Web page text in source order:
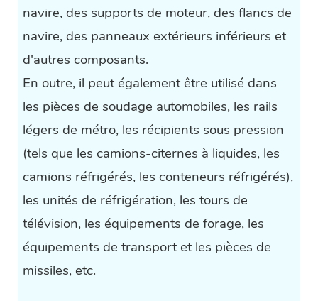
navire, des supports de moteur, des flancs de
navire, des panneaux extérieurs inférieurs et
d'autres composants.
En outre, il peut également être utilisé dans
les pièces de soudage automobiles, les rails
légers de métro, les récipients sous pression
(tels que les camions-citernes à liquides, les
camions réfrigérés, les conteneurs réfrigérés),
les unités de réfrigération, les tours de
télévision, les équipements de forage, les
équipements de transport et les pièces de
missiles, etc.